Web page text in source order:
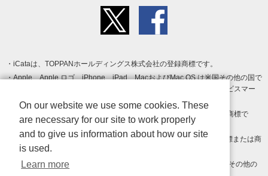
iCataは、TOPPANホールディングス株式会社の登録商標です。
Apple、Apple ロゴ、iPhone、iPad、MacおよびMac OS は米国その他の国で
登録された Apple Inc. の商標です。App Store は Apple Inc. のサービスマー
クです。
Android、Google Play および Google Play ロゴ は Google LLC の商標で
す。
Windows は Microsoft Inc.の米国およびその他の国における登録商標または商
標です。
Adobe、Adobe Reader、Adobe PDF は、Adobe Inc.の米国およびその他の
On our website we use some cookies. These
are necessary for our site to work properly
and to give us information about how our site
is used.
Learn more